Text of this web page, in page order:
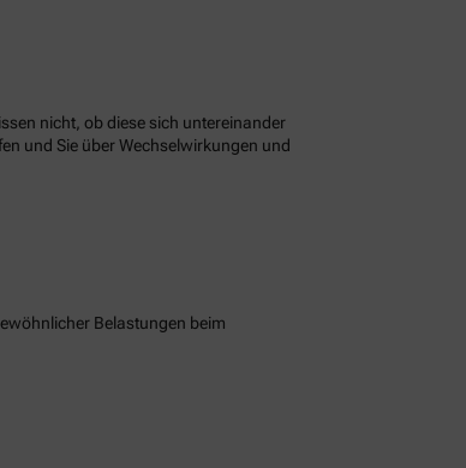
nicht, ob diese sich untereinander
und Sie über Wechselwirkungen und
Belastungen beim